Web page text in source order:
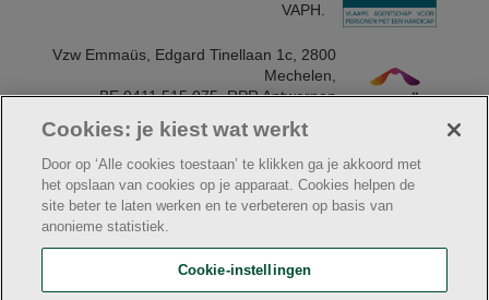
VAPH.
Vzw Emmaüs, Edgard Tinellaan 1c, 2800
Mechelen​,
BE 0411 515 075, RPR Antwerpen
© Klavier
Algemene aankoopvoorwaarden vzw Emmaüs
Cookie verklaring
Facturatiegegevens voor leveranciers
Webtoegankelijkheidsverklaring
Cookies: je kiest wat werkt
Door op ‘Alle cookies toestaan’ te klikken ga je akkoord met
het opslaan van cookies op je apparaat. Cookies helpen de
site beter te laten werken en te verbeteren op basis van
anonieme statistiek.
Cookie-instellingen